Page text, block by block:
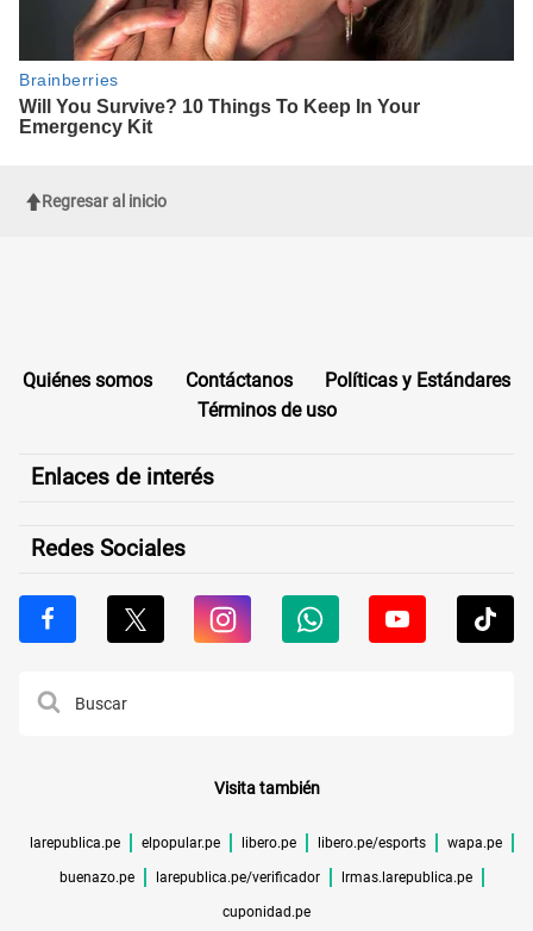
Regresar al inicio
Quiénes somos Contáctanos
Políticas y Estándares
Términos de uso
Enlaces de interés
Redes Sociales
Visita también
larepublica.pe elpopular.pe libero.pe libero.pe/esports wapa.pe
buenazo.pe larepublica.pe/verificador lrmas.larepublica.pe
cuponidad.pe